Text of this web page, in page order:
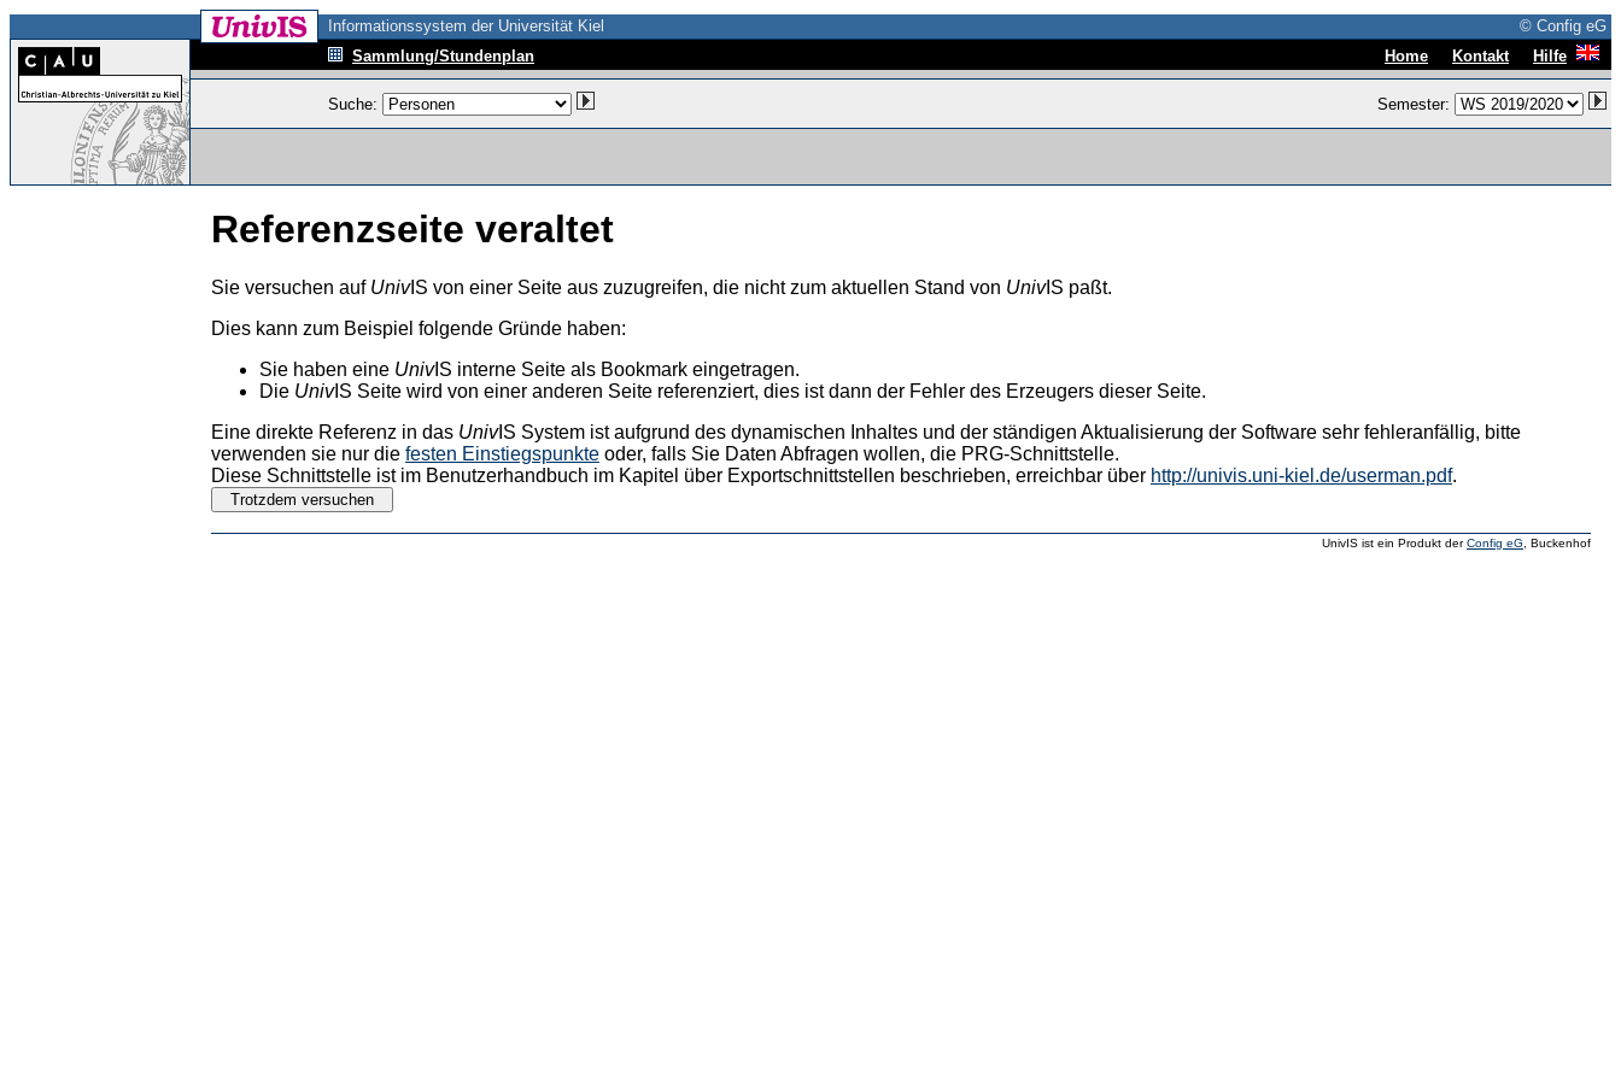
Informationssystem der Universität Kiel
© Config eG
Sammlung/Stundenplan
Home Kontakt Hilfe
Suche: Semester:
Referenzseite veraltet
Sie versuchen auf UnivIS von einer Seite aus zuzugreifen, die nicht zum aktuellen Stand von UnivIS paßt.
Dies kann zum Beispiel folgende Gründe haben:
Sie haben eine UnivIS interne Seite als Bookmark eingetragen.
Die UnivIS Seite wird von einer anderen Seite referenziert, dies ist dann der Fehler des Erzeugers dieser Seite.
Eine direkte Referenz in das UnivIS System ist aufgrund des dynamischen Inhaltes und der ständigen Aktualisierung der Software sehr fehleranfällig, bitte
verwenden sie nur die festen Einstiegspunkte oder, falls Sie Daten Abfragen wollen, die PRG-Schnittstelle.
Diese Schnittstelle ist im Benutzerhandbuch im Kapitel über Exportschnittstellen beschrieben, erreichbar über http://univis.uni-kiel.de/userman.pdf.
UnivIS ist ein Produkt derConfig eG , Buckenhof